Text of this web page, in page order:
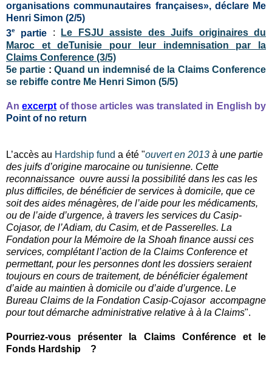
organisations communautaires françaises», déclare Me
Henri Simon (2/5)
3e partie :
Le FSJU assiste des Juifs originaires du
Maroc et deTunisie pour leur indemnisation par la
Claims Conference (3/5)
5e partie :Quand un indemnisé de la Claims Conference
se rebiffe contre Me Henri Simon (5/5)
Anexcerpt of those articles was translated in English by
Point of no return
L’accès au Hardship fund a été "ouvert en 2013 à une partie
des juifs d’origine marocaine ou tunisienne. Cette
reconnaissance ouvre aussi la possibilité dans les cas les
plus difficiles, de bénéficier de services à domicile, que ce
soit des aides ménagères, de l’aide pour les médicaments,
ou de l’aide d’urgence, à travers les services du Casip-
Cojasor, de l’Adiam, du Casim, et de Passerelles. La
Fondation pour la Mémoire de la Shoah finance aussi ces
services, complétant l’action de la Claims Conference et
permettant, pour les personnes dont les dossiers seraient
toujours en cours de traitement, de bénéficier également
d’aide au maintien à domicile ou d’aide d’urgence. Le
Bureau Claims de la Fondation Casip-Cojasor accompagne
pour tout démarche administrative relative à à la Claims".
Pourriez-vous présenter la Claims Conférence et le
Fonds Hardship ?